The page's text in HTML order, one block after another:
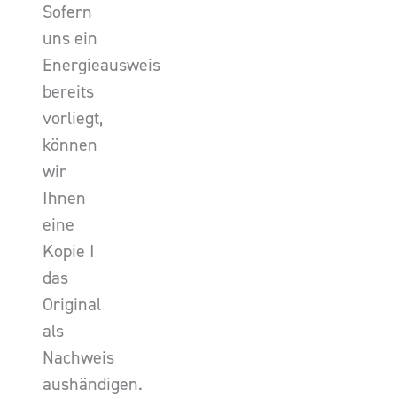
Sofern
uns ein
Energieausweis
bereits
vorliegt,
können
wir
Ihnen
eine
Kopie I
das
Original
als
Nachweis
aushändigen.